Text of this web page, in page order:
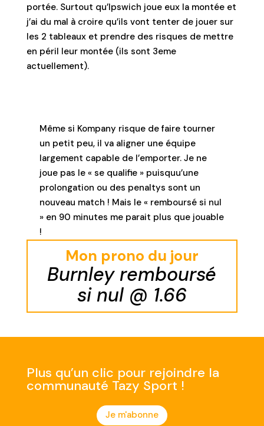
portée. Surtout qu’Ipswich joue eux la montée et
j’ai du mal à croire qu’ils vont tenter de jouer sur
les 2 tableaux et prendre des risques de mettre
en péril leur montée (ils sont 3eme
actuellement).
Même si Kompany risque de faire tourner
un petit peu, il va aligner une équipe
largement capable de l’emporter. Je ne
joue pas le « se qualifie » puisquu’une
prolongation ou des penaltys sont un
nouveau match ! Mais le « remboursé si nul
» en 90 minutes me parait plus que jouable
!
Mon prono du jour
Burnley remboursé
si nul @ 1.66
Plus qu’un clic pour rejoindre la
communauté Tazy Sport !
Je m'abonne